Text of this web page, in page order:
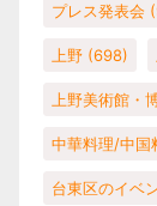
プレス発表会
上野 (698)
上野美術館・
中華料理/中国
台東区のイベ